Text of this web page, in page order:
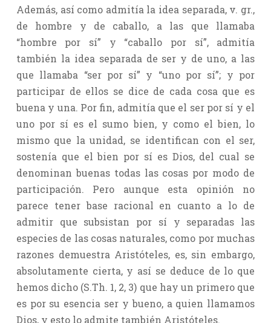
Además, así como admitía la idea separada, v. gr.,
de hombre y de caballo, a las que llamaba
“hombre por sí” y “caballo por sí”, admitía
también la idea separada de ser y de uno, a las
que llamaba “ser por sí” y “uno por sí”; y por
participar de ellos se dice de cada cosa que es
buena y una. Por fin, admitía que el ser por sí y el
uno por sí es el sumo bien, y como el bien, lo
mismo que la unidad, se identifican con el ser,
sostenía que el bien por sí es Dios, del cual se
denominan buenas todas las cosas por modo de
participación. Pero aunque esta opinión no
parece tener base racional en cuanto a lo de
admitir que subsistan por sí y separadas las
especies de las cosas naturales, como por muchas
razones demuestra Aristóteles, es, sin embargo,
absolutamente cierta, y así se deduce de lo que
hemos dicho (S.Th. 1, 2, 3) que hay un primero que
es por su esencia ser y bueno, a quien llamamos
Dios, y esto lo admite también Aristóteles.